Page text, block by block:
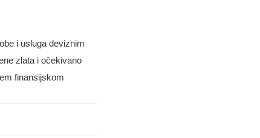
i usluga deviznim
zlata i očekivano
finansijskom